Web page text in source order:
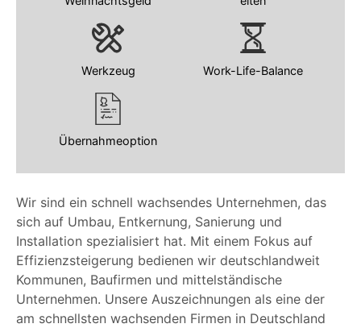
Wir sind ein schnell wachsendes Unternehmen, das
sich auf Umbau, Entkernung, Sanierung und
Installation spezialisiert hat. Mit einem Fokus auf
Effizienzsteigerung bedienen wir deutschlandweit
Kommunen, Baufirmen und mittelständische
Unternehmen. Unsere Auszeichnungen als eine der
am schnellsten wachsenden Firmen in Deutschland
Werkzeug Work-Life-Balance
Übernahmeoption